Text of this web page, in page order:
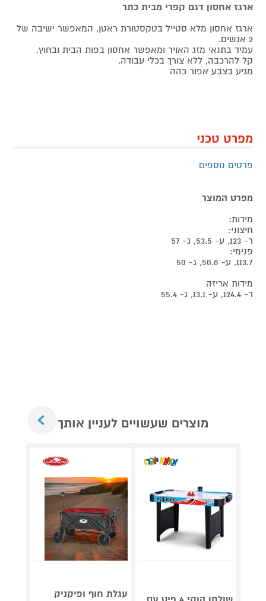
ארגז אחסון דגם קפרי מבית כתר
ארגז אחסון מלא סטייל בטקסטורת ראטן, המאפשר ישיבה של
2 אנשים.
עמיד בתנאי מזג האויר ומאפשר אחסון בפות הבית ובחוץ.
קל להרכבה, ללא צורך בכלי עבודה.
מגיע בצבע אפור כהה
מפרט טכני
פרטים נוספים
מפרט המוצר
מידות:
חיצוני:
ר- 123, ע- 53.5, ג- 57
פנימי:
113.7, ע- 50.8, ג- 50
מידות אריזה
ר- 124.4, ע- 13.1, ג- 55.4
מוצרים שעשויים לעניין אותך
עגלת חוף ופיקניק